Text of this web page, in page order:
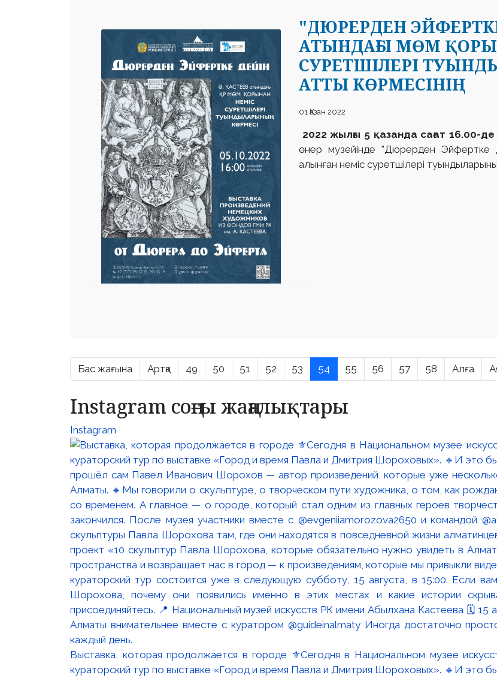
"ДЮРЕРДЕН
АТЫНДАҒЫ МӨМ
СУРЕТШІЛЕРІ
АТТЫ КӨРМЕСІНІҢ
01 Қазан 2022
2022 жылғы 5 қазанда сағат 16.00-де
өнер музейінде "Дюрерден
алынған неміс суретшілері
Бас жағына Артқа 49 50 51 52 53 54 55 56 57 58 Алға
Instagram соңғы жаңалықтары
Instagram
Выставка, которая продолжается в городе ⚜️Сегодня в Национальном музее
кураторский тур по выставке «Город и время Павла и Дмитрия Шороховых». 🔹И это